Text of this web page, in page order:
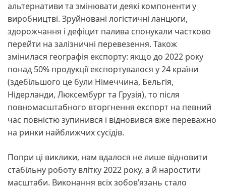
альтернативи та змінювати деякі компоненти у
виробництві. Зруйновані логістичні ланцюги,
здорожчання і дефіцит палива спонукали частково
перейти на залізничні перевезення. Також
змінилася географія експорту: якщо до 2022 року
понад 50% продукції експортувалося у 24 країни
(здебільшого це були Німеччина, Бельгія,
Нідерланди, Люксембург та Грузія), то після
повномасштабного вторгнення експорт на певний
час повністю зупинився і відновився вже переважно
на ринки найближчих сусідів.
Попри ці виклики, нам вдалося не лише відновити
стабільну роботу влітку 2022 року, а й наростити
масштаби. Виконання всіх зобов’язань стало